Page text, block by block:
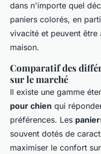
dans n'importe quel
paniers colorés, en
vivacité et peuvent être
maison.
Comparatif des
sur le marché
Il existe une gamme
pour chien qui
préférences. Les
souvent dotés de
maximiser le confort